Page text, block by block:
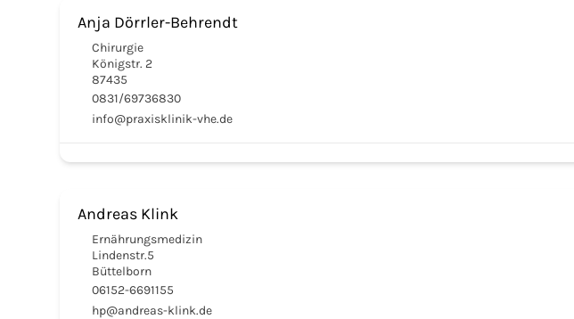
Anja Dörrler-Behrendt
Chirurgie
Königstr. 2
87435
0831/69736830
info@praxisklinik-vhe.de
Andreas Klink
Ernährungsmedizin
Lindenstr.5
Büttelborn
06152-6691155
hp@andreas-klink.de